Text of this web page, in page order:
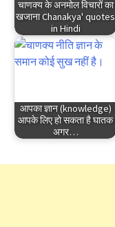
चाणक्य के अनमोल विचारों का
खजाना Chanakya' quotes
in Hindi
आपका ज्ञान (knowledge)
आपके लिए हो सकता है घातक
अगर…